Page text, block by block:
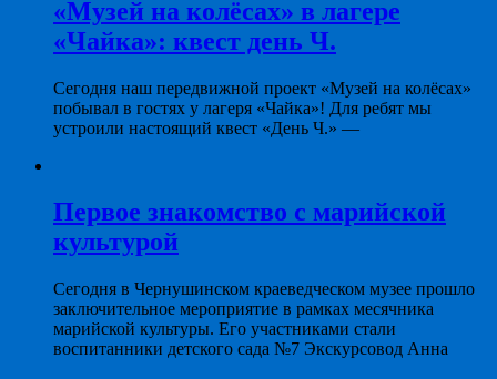
«Музей на колёсах» в лагере
«Чайка»: квест день Ч.
Сегодня наш передвижной проект «Музей на колёсах»
побывал в гостях у лагеря «Чайка»! Для ребят мы
устроили настоящий квест «День Ч.» —
Первое знакомство с марийской
культурой
Сегодня в Чернушинском краеведческом музее прошло
заключительное мероприятие в рамках месячника
марийской культуры. Его участниками стали
воспитанники детского сада №7 Экскурсовод Анна